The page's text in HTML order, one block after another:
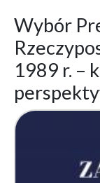
Wybór
1989 r. –